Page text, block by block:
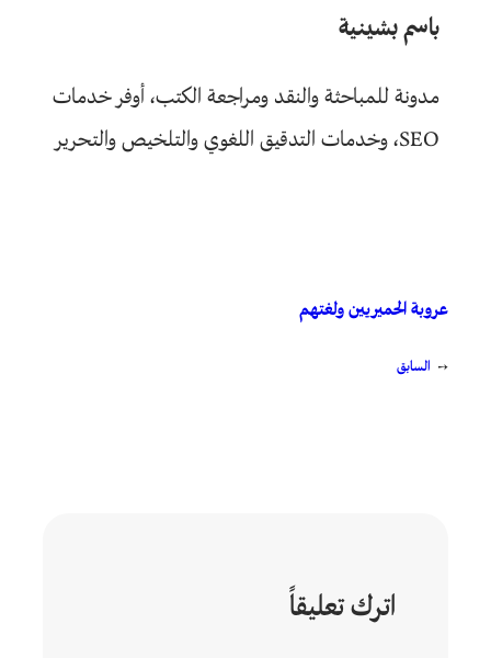
باسم بشينية
مدونة للمباحثة والنقد ومراجعة الكتب، أوفر خدمات
SEO، وخدمات التدقيق اللغوي والتلخيص والتحرير
عروبة الحميريين ولغتهم
← السابق
اترك تعليقاً